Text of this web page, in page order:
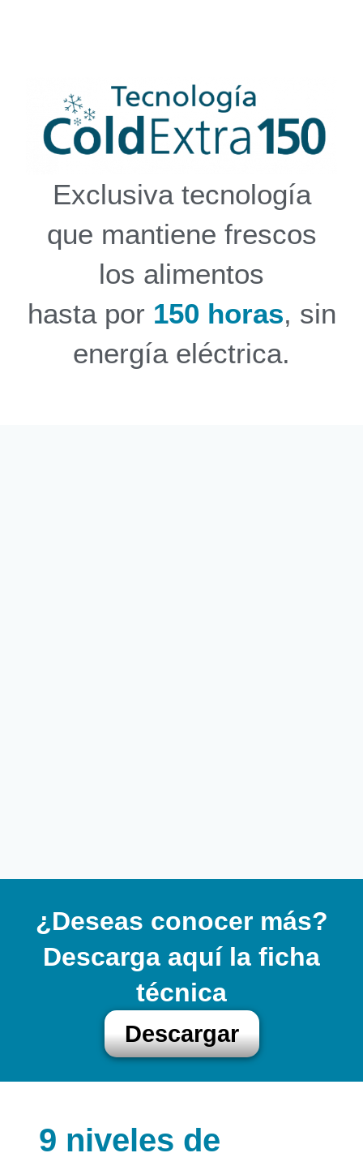
Exclusiva tecnología
que mantiene frescos
los alimentos
hasta por 150 horas, sin
energía eléctrica.
¿Deseas conocer más?
Descarga aquí la ficha
técnica
Descargar
9 niveles de